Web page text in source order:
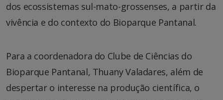
dos ecossistemas sul-mato-grossenses, a partir da
vivência e do contexto do Bioparque Pantanal.
Para a coordenadora do Clube de Ciências do
Bioparque Pantanal, Thuany Valadares, além de
despertar o interesse na produção científica, o